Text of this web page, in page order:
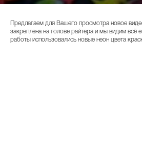
Предлагаем для Вашего просмотра новое
закреплена на голове райтера и мы видим всё
работы использовались новые неон цвета